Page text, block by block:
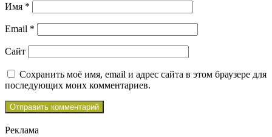
Имя *
Email *
Сайт
Сохранить моё имя, email и адрес сайта в этом браузере для
последующих моих комментариев.
Реклама